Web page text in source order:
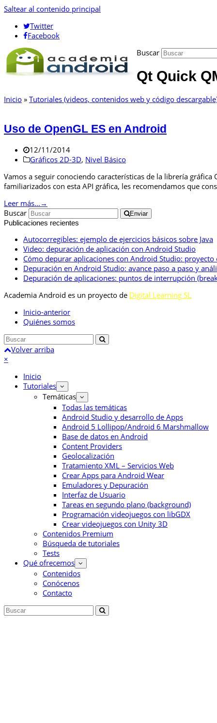
Saltear al contenido principal
Twitter
Facebook
Buscar
Qt Quick
Inicio » Tutoriales (videos, contenidos web y código
Uso de OpenGL ES en Android
12/11/2014
Gráficos 2D-3D, Nivel Básico
Vamos a seguir conociendo características de la librería
familiarizados con esta API gráfica, les recomendamos que
Leer más... →
Buscar
Enviar
Publicaciones recientes
Autocorregibles: ejemplo de ejercicios básicos sobre Java
Video: depuración de aplicación con Android Studio
Cómo depurar aplicaciones con Android Studio: proyecto
Depuración en Android Studio: avance paso a paso y
Depuración de aplicaciones: puntos de interrupción
Academia Android es un proyecto de Digital Learning SL
Inicio-anterior
Quiénes somos
Volver arriba
×
Inicio
Tutoriales
Temáticas
Todas las temáticas
Android Studio y desarrollo de Apps
Android 5 Lollipop/Android 6 Marshmallow
Base de datos en Android
Content Providers
Geolocalización
Tratamiento XML – Servicios Web
Crear Apps para Android Wear
Emuladores y Depuración
Interfaz de Usuario
Tareas en segundo plano (background)
Programación videojuegos con libGDX
Crear videojuegos con Unity 3D
Contenidos Premium
Búsqueda de tutoriales
Tests
Qué ofrecemos
Contenidos
Conócenos
Contacto